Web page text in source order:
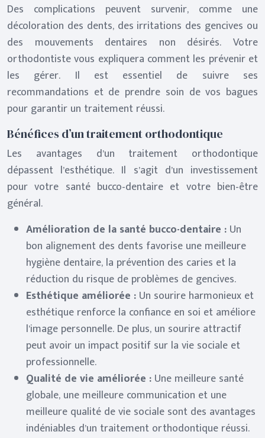
Des complications peuvent survenir, comme une
décoloration des dents, des irritations des gencives ou
des mouvements dentaires non désirés. Votre
orthodontiste vous expliquera comment les prévenir et
les gérer. Il est essentiel de suivre ses
recommandations et de prendre soin de vos bagues
pour garantir un traitement réussi.
Bénéfices d’un traitement orthodontique
Les avantages d’un traitement orthodontique
dépassent l’esthétique. Il s’agit d’un investissement
pour votre santé bucco-dentaire et votre bien-être
général.
Amélioration de la santé bucco-dentaire : Un
bon alignement des dents favorise une meilleure
hygiène dentaire, la prévention des caries et la
réduction du risque de problèmes de gencives.
Esthétique améliorée : Un sourire harmonieux et
esthétique renforce la confiance en soi et améliore
l’image personnelle. De plus, un sourire attractif
peut avoir un impact positif sur la vie sociale et
professionnelle.
Qualité de vie améliorée : Une meilleure santé
globale, une meilleure communication et une
meilleure qualité de vie sociale sont des avantages
indéniables d’un traitement orthodontique réussi.